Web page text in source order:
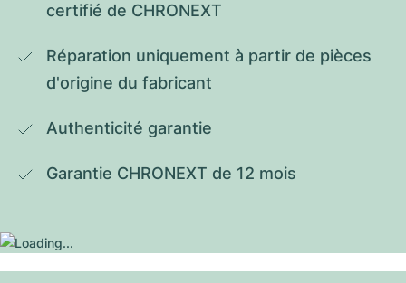
certifié de CHRONEXT
Réparation uniquement à partir de pièces
d'origine du fabricant
Authenticité garantie
Garantie CHRONEXT de 12 mois